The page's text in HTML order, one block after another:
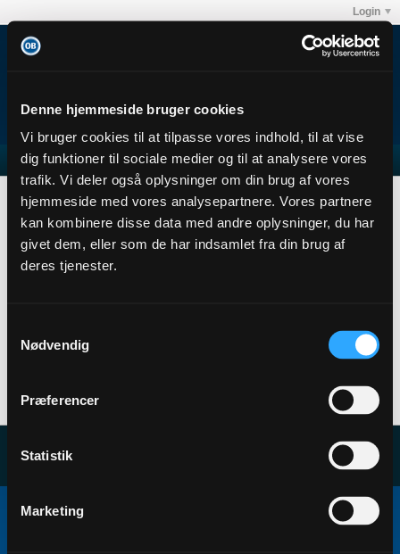
Denne hjemmeside bruger cookies
Vi bruger cookies til at tilpasse vores indhold, til at vise
dig funktioner til sociale medier og til at analysere vores
trafik. Vi deler også oplysninger om din brug af vores
hjemmeside med vores analysepartnere. Vores partnere
kan kombinere disse data med andre oplysninger, du har
givet dem, eller som de har indsamlet fra din brug af
deres tjenester.
Nødvendig
Præferencer
Statistik
Marketing
Login
Club OB's debatforum
Optakt Herning-OB
Copyright ©2000 - 2026, Jelsoft Enterprises Ltd.
All times are GMT+1. This page was generated at 12:54.